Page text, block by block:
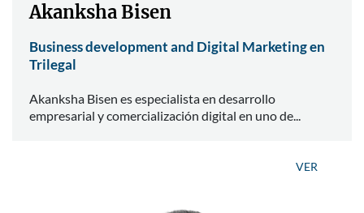
Akanksha Bisen
Business development and Digital Marketing en
Trilegal
Akanksha Bisen es especialista en desarrollo
empresarial y comercialización digital en uno de...
VER